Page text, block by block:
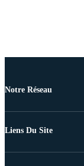
Notre Réseau
Liens Du Site